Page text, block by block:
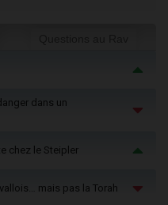
dans un
chez le Steipler
mais pas la Torah